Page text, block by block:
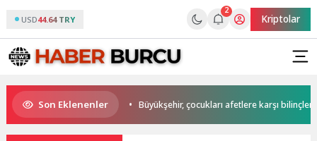
USD44.64 TRY
2
Kriptolar
Son Eklenenler
Büyükakın’dan Büyükşehir, çocukları afetlere karşı bilinçlendiriyor